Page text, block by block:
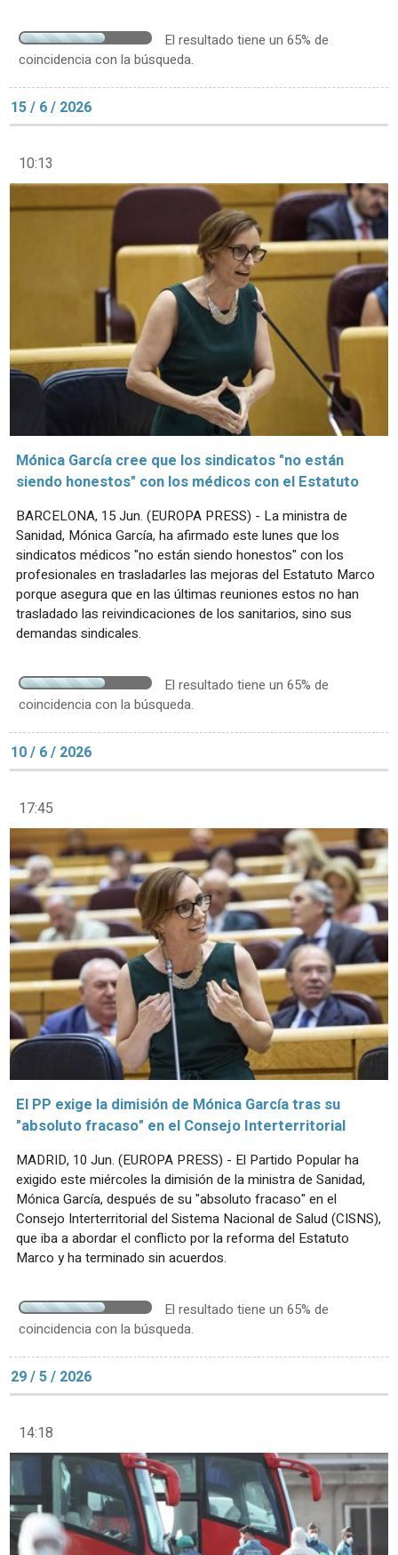
El resultado tiene un 65% de
coincidencia con la búsqueda.
15 / 6 / 2026
10:13
Mónica García cree que los sindicatos "no están
siendo honestos" con los médicos con el Estatuto
BARCELONA, 15 Jun. (EUROPA PRESS) - La ministra de
Sanidad, Mónica García, ha afirmado este lunes que los
sindicatos médicos "no están siendo honestos" con los
profesionales en trasladarles las mejoras del Estatuto Marco
porque asegura que en las últimas reuniones estos no han
trasladado las reivindicaciones de los sanitarios, sino sus
demandas sindicales.
El resultado tiene un 65% de
coincidencia con la búsqueda.
10 / 6 / 2026
17:45
El PP exige la dimisión de Mónica García tras su
"absoluto fracaso" en el Consejo Interterritorial
MADRID, 10 Jun. (EUROPA PRESS) - El Partido Popular ha
exigido este miércoles la dimisión de la ministra de Sanidad,
Mónica García, después de su "absoluto fracaso" en el
Consejo Interterritorial del Sistema Nacional de Salud (CISNS),
que iba a abordar el conflicto por la reforma del Estatuto
Marco y ha terminado sin acuerdos.
El resultado tiene un 65% de
coincidencia con la búsqueda.
29 / 5 / 2026
14:18